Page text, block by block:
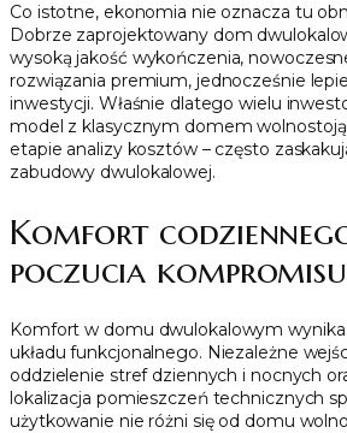
Co istotne, ekonomia nie oznacza tu
Dobrze zaprojektowany dom
wysoką jakość wykończenia,
rozwiązania premium, jednocześnie
inwestycji. Właśnie dlatego wielu
model z klasycznym domem
etapie analizy kosztów – często
zabudowy dwulokalowej.
Komfort
poczucia kompromisu
Komfort w domu dwulokalowym
układu funkcjonalnego. Niezależne
oddzielenie stref dziennych i nocnych
lokalizacja pomieszczeń technicznych
użytkowanie nie różni się od domu